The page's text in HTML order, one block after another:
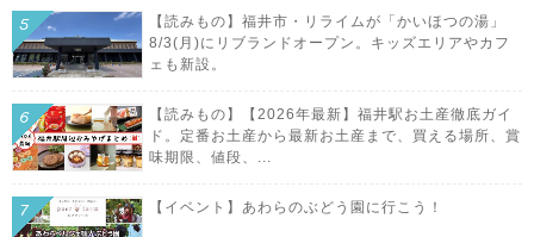
【読みもの】福井市・リライムが「かいほつの湯」
8/3(月)にリブランドオープン。キッズエリアやカフ
ェも新設。
【読みもの】【2026年最新】福井駅お土産徹底ガイ
ド。定番お土産から最新お土産まで、買える場所、賞
味期限、値段、...
【イベント】あわらのぶどう園に行こう！